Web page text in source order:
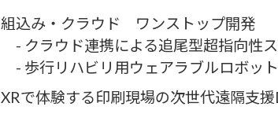
組込み・クラウド ワンストップ開発
- クラウド連携による追尾型超指向性
- 歩行リハビリ用ウェアラブルロボット
XRで体験する印刷現場の次世代遠隔支